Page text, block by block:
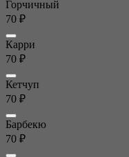
Горчичный
70 ₽
Карри
70 ₽
Кетчуп
70 ₽
Барбекю
70 ₽